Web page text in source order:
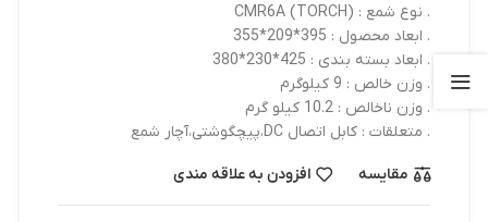
. نوع شمع : CMR6A (TORCH)
. ابعاد محصول : 395*209*355
. ابعاد بسته بندی : 425*230*380
. وزن خالص : 9 کیلوگرم
. وزن ناخالص : 10.2 کیلو گرم
. متعلقات : کابل اتصال DC،پیچگوشتی،آچار شمع
مقایسه افزودن به علاقه مندی